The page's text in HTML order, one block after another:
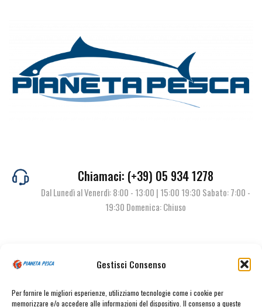
Gestisci Consenso
Per fornire le migliori esperienze, utilizziamo tecnologie come i cookie per
memorizzare e/o accedere alle informazioni del dispositivo. Il consenso a queste
Chiamaci: (+39) 05 934 1278
Dal Lunedì al Venerdì: 8:00 - 13:00 | 15:00 19:30 Sabato: 7:00 -
19:30 Domenica: Chiuso